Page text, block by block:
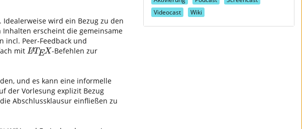
wird ein Bezug zu den
erscheint die gemeinsame
Peer-Feedback und
mit LATEX
LATEX -Befehlen zur
und es kann eine informelle
der Vorlesung explizit Bezug
Abschlussklausur einfließen zu
Videocast
Wiki